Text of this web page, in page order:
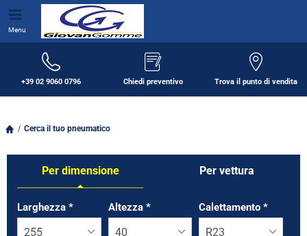
Menu
+39 02 9060 0796 Chiedi preventivo Trova il punto di vendita
Cerca il tuo pneumatico
Per dimensione Per vettura
Tab updated: Per dimensione
Larghezza * Altezza * Calettamento*